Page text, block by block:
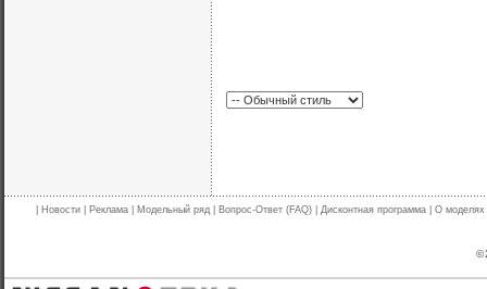
Новости Реклама Модельный ряд Вопрос-Ответ (FAQ) Дисконтная программа О моделях
©